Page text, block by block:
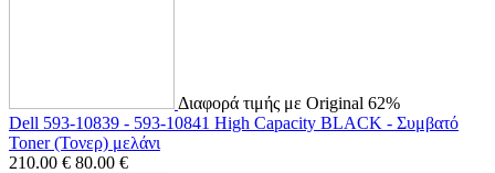
Διαφορά τιμής με Original 62%
Dell 593-10839 - 593-10841 High Capacity BLACK - Συμβατό
Toner (Τονερ) μελάνι
210.00 € 80.00 €